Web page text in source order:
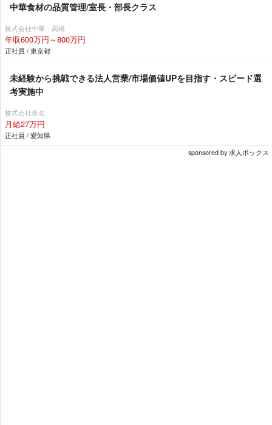
中華食材の品質管理/室長・部長クラス
株式会社中華・高橋
年収600万円～800万円
正社員 / 東京都
未経験から挑戦できる法人営業/市場価値UPを目指す・スピード選
考実施中
株式会社東名
月給27万円
正社員 / 愛知県
sponsored by 求人ボックス